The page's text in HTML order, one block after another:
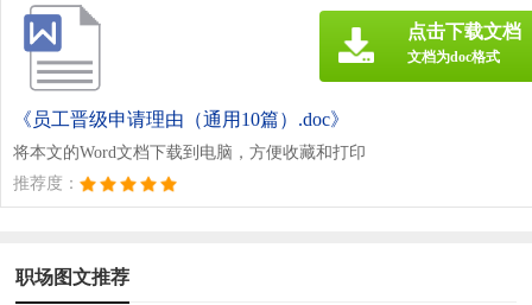
《员工晋级申请理由（通用10篇）.doc》
将本文的Word文档下载到电脑，方便收藏和打印
推荐度：
点击下载文档
文档为doc格式
职场图文推荐